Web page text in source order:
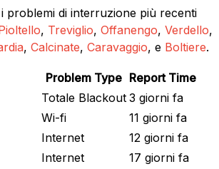
problemi di interruzione più recenti
, Treviglio, Offanengo, Verdello,
, Calcinate, Caravaggio, e Boltiere.
Problem Type Report Time
Totale Blackout 3 giorni fa
Wi-fi
11 giorni fa
Internet
12 giorni fa
Internet
17 giorni fa